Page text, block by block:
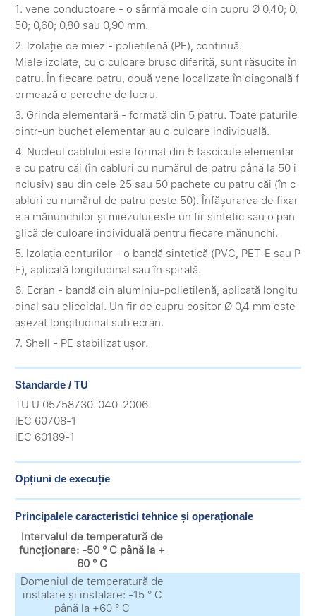
1. vene conductoare - o sârmă moale din cupru Ø 0,40; 0,
50; 0,60; 0,80 sau 0,90 mm.
2. Izolație de miez - polietilenă (PE), continuă.
Miele izolate, cu o culoare brusc diferită, sunt răsucite în
patru. În fiecare patru, două vene localizate în diagonală f
ormează o pereche de lucru.
3. Grinda elementară - formată din 5 patru. Toate paturile
dintr-un buchet elementar au o culoare individuală.
4. Nucleul cablului este format din 5 fascicule elementar
e cu patru căi (în cabluri cu numărul de patru până la 50 i
nclusiv) sau din cele 25 sau 50 pachete cu patru căi (în c
abluri cu numărul de patru peste 50). Înfășurarea de fixar
e a mănunchilor și miezului este un fir sintetic sau o pan
glică de culoare individuală pentru fiecare mănunchi.
5. Izolația centurilor - o bandă sintetică (PVC, PET-E sau P
E), aplicată longitudinal sau în spirală.
6. Ecran - bandă din aluminiu-polietilenă, aplicată longitu
dinal sau elicoidal. Un fir de cupru cositor Ø 0,4 mm este
așezat longitudinal sub ecran.
7. Shell - PE stabilizat ușor.
Standarde / TU
TU U 05758730-040-2006
IEC 60708-1
IEC 60189-1
Opțiuni de execuție
Principalele caracteristici tehnice și operaționale
Intervalul de temperatură de
funcționare: -50 ° C până la +
60 ° C
Domeniul de temperatură de
instalare și instalare: -15 ° C
până la +60 ° C